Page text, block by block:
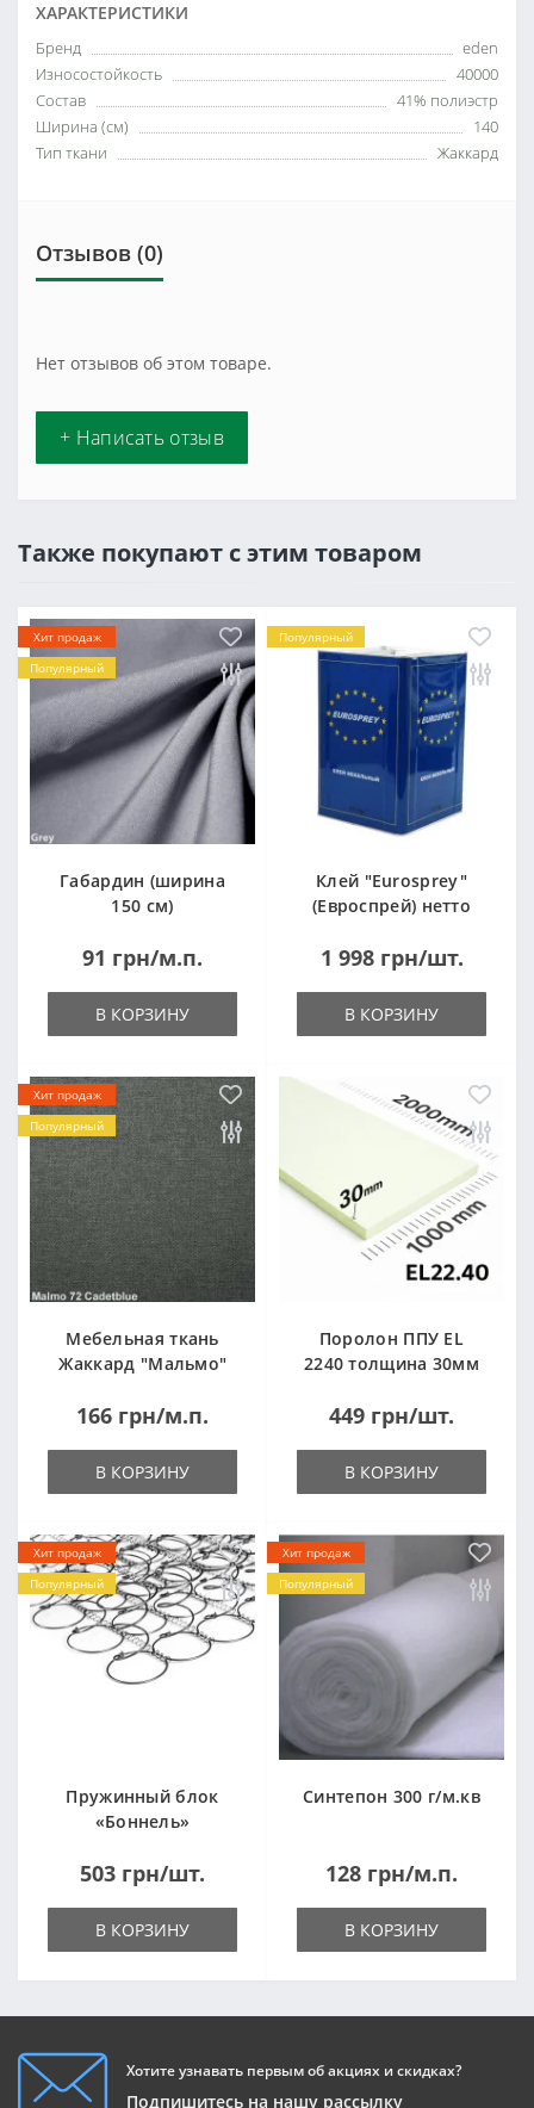
ХАРАКТЕРИСТИКИ
Бренд
eden
Износостойкость
40000
Состав
41% полиэстр
Ширина (см)
140
Тип ткани
Жаккард
Отзывов (0)
Нет отзывов об этом товаре.
+ Написать отзыв
Также покупают с этим товаром
Хит продаж
Популярный
Габардин (ширина
150 см)
91 грн/м.п.
В КОРЗИНУ
Популярный
Клей "Eurosprey"
(Евроспрей) нетто
1 998 грн/шт.
В КОРЗИНУ
Хит продаж
Популярный
Мебельная ткань
Жаккард "Мальмо"
166 грн/м.п.
В КОРЗИНУ
Поролон ППУ EL
2240 толщина 30мм
(1000x2000мм)
449 грн/шт.
В КОРЗИНУ
Хит продаж
Популярный
Пружинный блок
«Боннель»
503 грн/шт.
В КОРЗИНУ
Хит продаж
Популярный
Синтепон 300 г/м.кв
128 грн/м.п.
В КОРЗИНУ
Хотите узнавать первым об акциях и скидках?
Подпишитесь на нашу рассылку